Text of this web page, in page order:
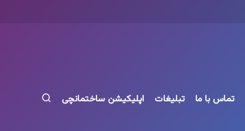
تماس با ما تبلیغات اپلیکیشن ساختمانچی